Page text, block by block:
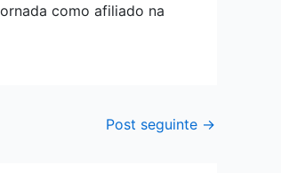
como afiliado na
Post seguinte →